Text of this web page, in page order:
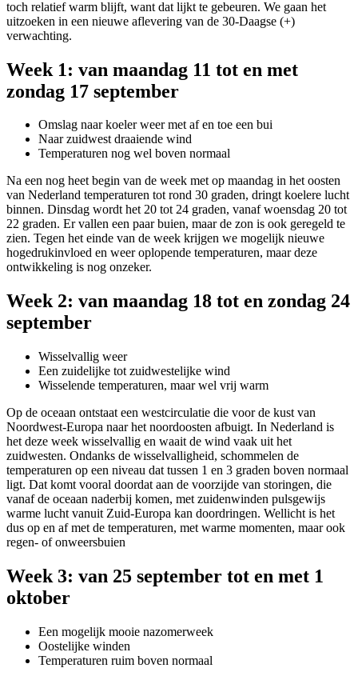
toch relatief warm blijft, want dat lijkt te gebeuren. We gaan het
uitzoeken in een nieuwe aflevering van de 30-Daagse (+)
verwachting.
Week 1: van maandag 11 tot en met
zondag 17 september
Omslag naar koeler weer met af en toe een bui
Naar zuidwest draaiende wind
Temperaturen nog wel boven normaal
Na een nog heet begin van de week met op maandag in het oosten
van Nederland temperaturen tot rond 30 graden, dringt koelere lucht
binnen. Dinsdag wordt het 20 tot 24 graden, vanaf woensdag 20 tot
22 graden. Er vallen een paar buien, maar de zon is ook geregeld te
zien. Tegen het einde van de week krijgen we mogelijk nieuwe
hogedrukinvloed en weer oplopende temperaturen, maar deze
ontwikkeling is nog onzeker.
Week 2: van maandag 18 tot en zondag 24
september
Wisselvallig weer
Een zuidelijke tot zuidwestelijke wind
Wisselende temperaturen, maar wel vrij warm
Op de oceaan ontstaat een westcirculatie die voor de kust van
Noordwest-Europa naar het noordoosten afbuigt. In Nederland is
het deze week wisselvallig en waait de wind vaak uit het
zuidwesten. Ondanks de wisselvalligheid, schommelen de
temperaturen op een niveau dat tussen 1 en 3 graden boven normaal
ligt. Dat komt vooral doordat aan de voorzijde van storingen, die
vanaf de oceaan naderbij komen, met zuidenwinden pulsgewijs
warme lucht vanuit Zuid-Europa kan doordringen. Wellicht is het
dus op en af met de temperaturen, met warme momenten, maar ook
regen- of onweersbuien
Week 3: van 25 september tot en met 1
oktober
Een mogelijk mooie nazomerweek
Oostelijke winden
Temperaturen ruim boven normaal